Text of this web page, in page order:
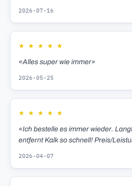
2026-07-16
★ ★ ★ ★ ★
«Alles super wie immer»
2026-05-25
★ ★ ★ ★ ★
«Ich bestelle es immer wieder.
entfernt Kalk so schnell! Preis/
2026-04-07